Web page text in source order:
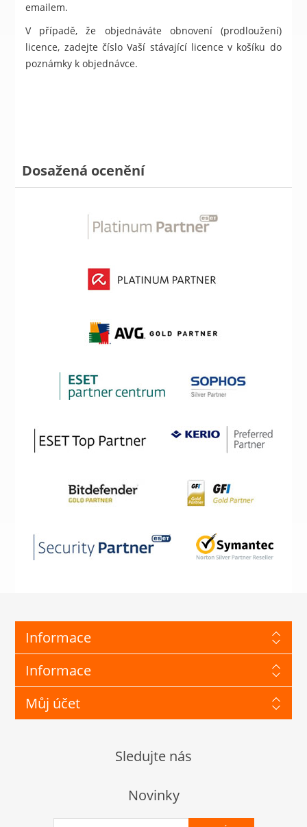
emailem.
V případě, že objednáváte obnovení (prodloužení)
licence, zadejte číslo Vaší stávající licence v košíku do
poznámky k objednávce.
Dosažená ocenění
Informace
Informace
Můj účet
Sledujte nás
Novinky